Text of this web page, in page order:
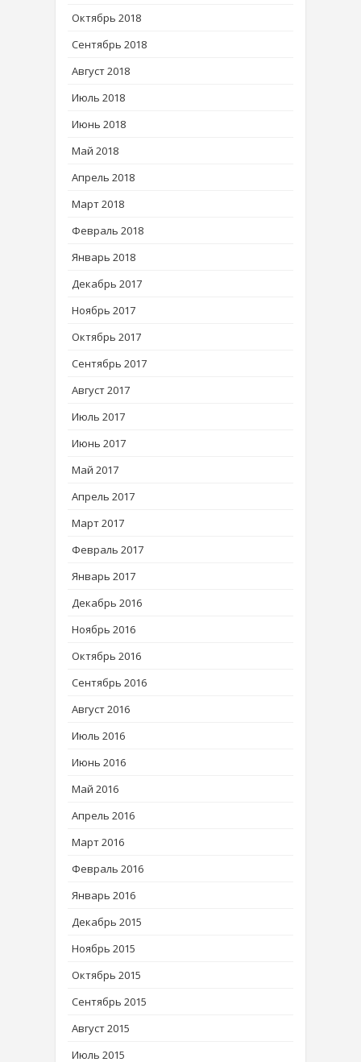
Октябрь 2018
Сентябрь 2018
Август 2018
Июль 2018
Июнь 2018
Май 2018
Апрель 2018
Март 2018
Февраль 2018
Январь 2018
Декабрь 2017
Ноябрь 2017
Октябрь 2017
Сентябрь 2017
Август 2017
Июль 2017
Июнь 2017
Май 2017
Апрель 2017
Март 2017
Февраль 2017
Январь 2017
Декабрь 2016
Ноябрь 2016
Октябрь 2016
Сентябрь 2016
Август 2016
Июль 2016
Июнь 2016
Май 2016
Апрель 2016
Март 2016
Февраль 2016
Январь 2016
Декабрь 2015
Ноябрь 2015
Октябрь 2015
Сентябрь 2015
Август 2015
Июль 2015